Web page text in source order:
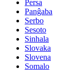
Persa
Panĝaba
Serbo
Sesoto
Sinhala
Slovaka
Slovena
Somalo